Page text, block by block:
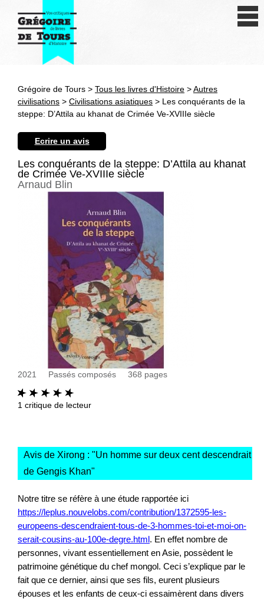
Antiquité
Révolution et XIXe siècle
XXe siècle
Autres civilisations
Thématiques
Grégoire de Tours > Tous les livres d'Histoire >Autres
civilisations > Civilisations asiatiques > Les conquérants de la
steppe: D’Attila au khanat de Crimée Ve-XVIIIe siècle
Ecrire un avis
Les conquérants de la steppe: D’Attila au khanat
de Crimée Ve-XVIIIe siècle
Arnaud Blin
2021 Passés composés 368 pages
1 critique de lecteur
Avis de Xirong : "Un homme sur deux cent descendrait
de Gengis Khan"
Notre titre se réfère à une étude rapportée ici
https://leplus.nouvelobs.com/contribution/1372595-les-
europeens-descendraient-tous-de-3-hommes-toi-et-moi-on-
serait-cousins-au-100e-degre.html. En effet nombre de
personnes, vivant essentiellement en Asie, possèdent le
patrimoine génétique du chef mongol. Ceci s’explique par le
fait que ce dernier, ainsi que ses fils, eurent plusieurs
épouses et les enfants de ceux-ci essaimèrent dans divers